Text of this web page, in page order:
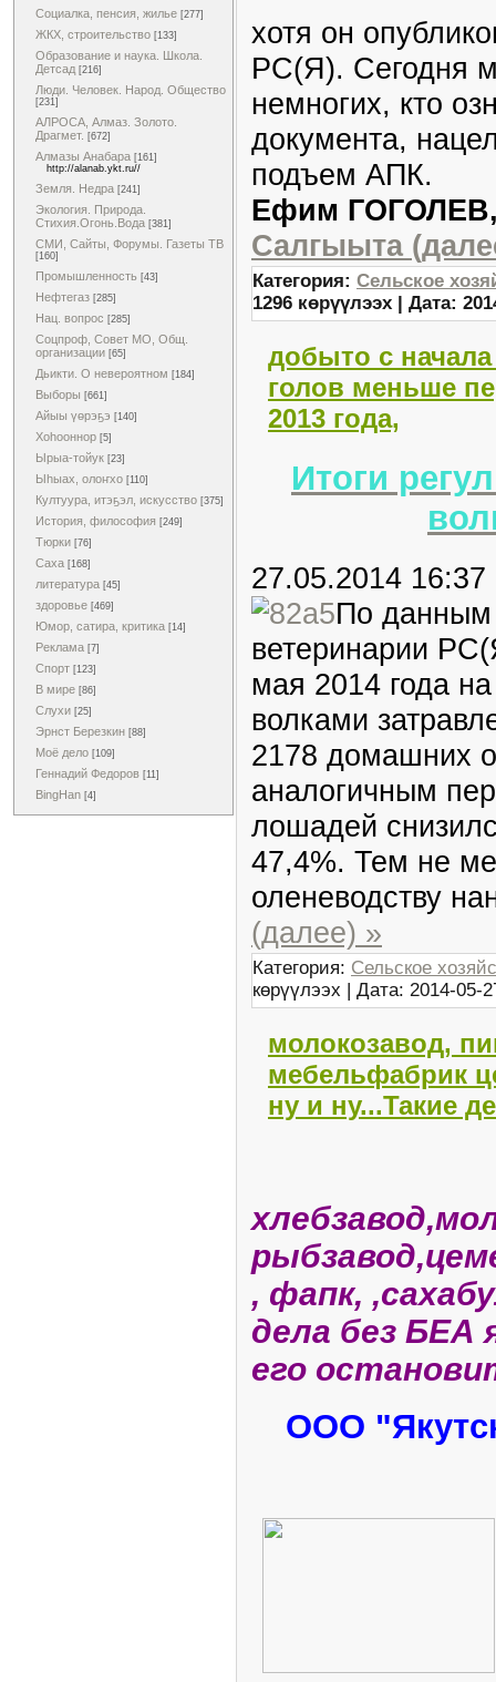
Социалка, пенсия, жилье [277]
ЖКХ, строительство [133]
Образование и наука. Школа.
Детсад [216]
Люди. Человек. Народ. Общество
[231]
АЛРОСА, Алмаз. Золото.
Драгмет. [672]
Алмазы Анабара [161]
http://alanab.ykt.ru//
Земля. Недра [241]
Экология. Природа.
Стихия.Огонь.Вода [381]
СМИ, Сайты, Форумы. Газеты ТВ
[160]
Промышленность [43]
Нефтегаз [285]
Нац. вопрос [285]
Соцпроф, Совет МО, Общ.
организации [65]
Дьикти. О невероятном [184]
Выборы [661]
Айыы үөрэҕэ [140]
Хоһооннор [5]
Ырыа-тойук [23]
Ыһыах, олоҥхо [110]
Култуура, итэҕэл, искусство [375]
История, философия [249]
Тюрки [76]
Саха [168]
литература [45]
здоровье [469]
Юмор, сатира, критика [14]
Реклама [7]
Спорт [123]
В мире [86]
Слухи [25]
Эрнст Березкин [88]
Моё дело [109]
Геннадий Федоров [11]
BingHan [4]
хотя он
РС(Я). Сегодня
немногих, кто
документа,
подъем АПК.
Ефим ГОГОЛЕВ,
Салгыыта
Категория: Сельское
1296 көрүүлээх | Дата:
добыто с
голов меньше
2013 года,
Итоги
27.05.2014 16:37
По данным
ветеринарии
мая 2014 года
волками
2178 домашних
аналогичным
лошадей
47,4%. Тем не
оленеводству
(далее) »
Категория: Сельское
көрүүлээх | Дата: 2014-05-
молокозавод,
мебельфабрик
ну и ну...Такие
, фапк,
дела без БЕА
его
ООО